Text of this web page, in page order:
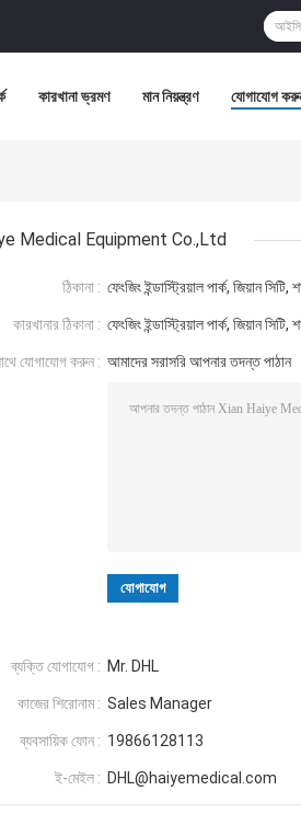
কারখানা ভ্রমণ মান নিয়ন্ত্রণ যোগাযোগ
Medical Equipment Co.,Ltd
ঠিকানা : ফেংজিং ইন্ডাস্ট্রিয়াল পার্ক, জিয়ান সিটি,
কারখানার ঠিকানা : ফেংজিং ইন্ডাস্ট্রিয়াল পার্ক, জিয়ান সিটি,
যোগাযোগ করুন : আমাদের সরাসরি আপনার তদন্ত পাঠান
ব্যক্তি যোগাযোগ : Mr. DHL
কাজের শিরোনাম : Sales Manager
ব্যবসায়িক ফোন : 19866128113
ই-মেইল : DHL@haiyemedical.com